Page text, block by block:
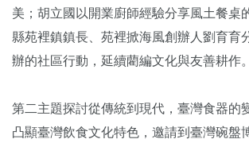
美；胡立國以開業廚師經驗分享風土餐桌
縣苑裡鎮鎮長、苑裡掀海風創辦人劉育育
辦的社區行動，延續藺編文化與友善耕作。
第二主題探討從傳統到現代，臺灣食器的
凸顯臺灣飲食文化特色，邀請到臺灣碗盤